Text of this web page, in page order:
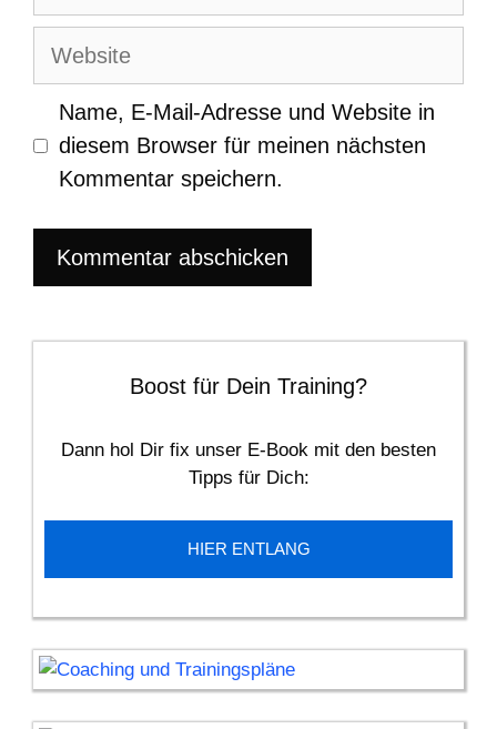
Website
Name, E-Mail-Adresse und Website in
diesem Browser für meinen nächsten
Kommentar speichern.
Boost für Dein Training?
Dann hol Dir fix unser E-Book mit den besten
Tipps für Dich:
HIER ENTLANG